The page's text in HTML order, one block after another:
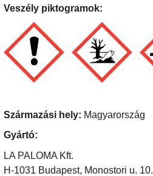
Veszély piktogramok:
Származási hely: Magyarország
Gyártó:
LA PALOMA Kft.
H-1031 Budapest, Monostori u. 10.